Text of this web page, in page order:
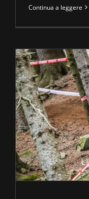
Continua a leggere